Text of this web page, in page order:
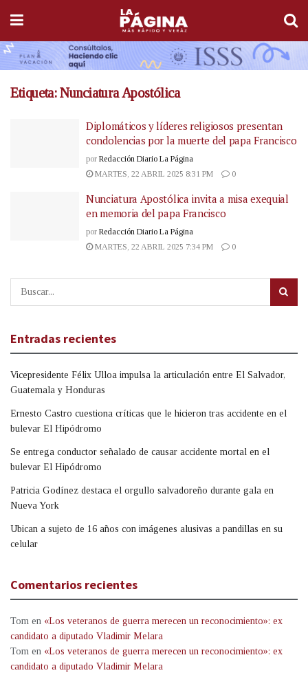
Etiqueta:Nunciatura Apostólica
Diplomáticos y líderes religiosos presentan
condolencias por la muerte del papa Francisco
por Redacción Diario La Página
MARTES, 22 ABRIL 2025 8:31 PM
0
Nunciatura Apostólica invita a misa exequial
en memoria del papa Francisco
por Redacción Diario La Página
MARTES, 22 ABRIL 2025 7:34 PM
0
Entradas recientes
Vicepresidente Félix Ulloa impulsa la articulación entre El Salvador,
Guatemala y Honduras
Ernesto Castro cuestiona críticas que le hicieron tras accidente en el
bulevar El Hipódromo
Se entrega conductor señalado de causar accidente mortal en el
bulevar El Hipódromo
Patricia Godínez destaca el orgullo salvadoreño durante gala en
Nueva York
Ubican a sujeto de 16 años con imágenes alusivas a pandillas en su
celular
Comentarios recientes
Tom en «Los veteranos de guerra merecen un reconocimiento»: ex
candidato a diputado Vladimir Melara
Tom en «Los veteranos de guerra merecen un reconocimiento»: ex
candidato a diputado Vladimir Melara